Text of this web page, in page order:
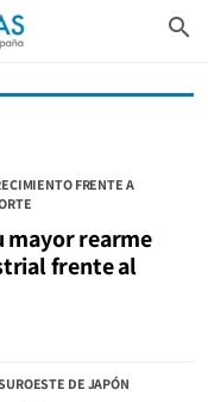
search
FRENTE A
mayor rearme
frente al
DE JAPÓN